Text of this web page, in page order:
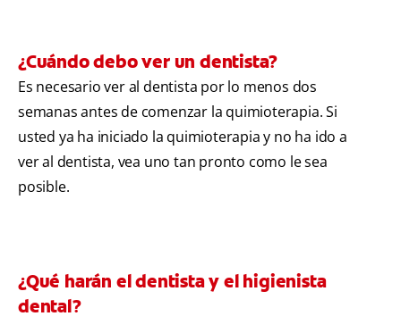
¿Cuándo debo ver un dentista?
Es necesario ver al dentista por lo menos dos
semanas antes de comenzar la quimioterapia. Si
usted ya ha iniciado la quimioterapia y no ha ido a
ver al dentista, vea uno tan pronto como le sea
posible.
¿Qué harán el dentista y el higienista
dental?